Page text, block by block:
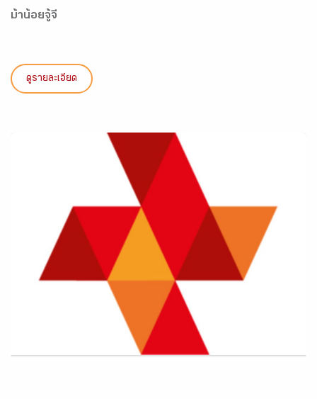
ม้าน้อยจู้จี้
ดูรายละเอียด